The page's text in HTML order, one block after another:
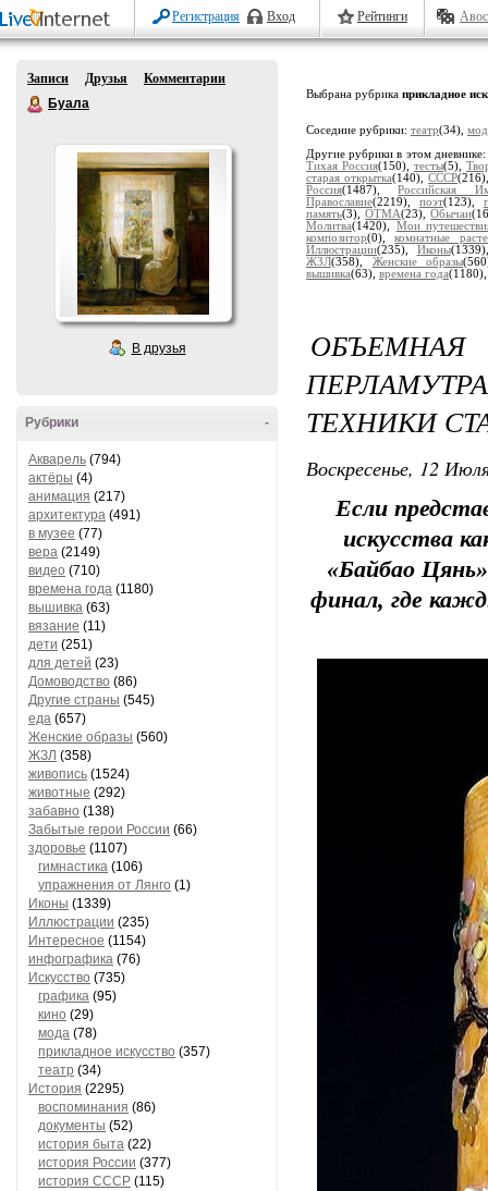
Регистрация Вход Рейтинги
Записи Друзья
Комментарии
Буала
В друзья
-
Рубрики
Акварель (794)
актёры (4)
анимация (217)
архитектура (491)
в музее (77)
вера (2149)
видео (710)
времена года (1180)
вышивка (63)
вязание (11)
дети (251)
для детей (23)
Домоводство (86)
Другие страны (545)
еда (657)
Женские образы (560)
ЖЗЛ (358)
живопись (1524)
животные (292)
забавно (138)
Забытые герои России (66)
здоровье (1107)
гимнастика (106)
упражнения от Лянго (1)
Иконы (1339)
Иллюстрации (235)
Интересное (1154)
инфографика (76)
Искусство (735)
графика (95)
кино (29)
мода (78)
прикладное искусство (357)
театр (34)
История (2295)
воспоминания (86)
документы (52)
история быта (22)
история России (377)
история СССР (115)
Выбрана рубрика прикладное
Соседние рубрики: театр(34),
Другие рубрики в этом дневнике:
Тихая Россия(150), тесты(5),
старая открытка(140),СССР
Россия(1487),Российская
Православие(2219), поэт(123),
память(3),ОТМА(23),Обычаи
Молитва(1420), Мои
композитор(0),комнатные
Иллюстрации(235), Иконы
ЖЗЛ(358), Женские образы
вышивка(63), времена года
ТЕХНИКИ
Воскресенье, 12
Если
искусства
«Байбао
финал, где